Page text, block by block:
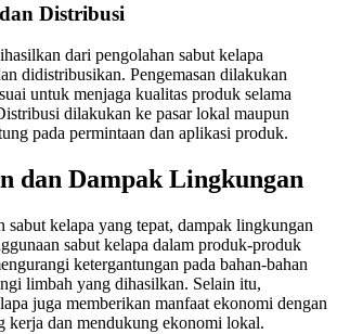
Distribusi
dari pengolahan sabut kelapa
didistribusikan. Pengemasan dilakukan
untuk menjaga kualitas produk selama
dilakukan ke pasar lokal maupun
pada permintaan dan aplikasi produk.
dan Dampak Lingkungan
sabut kelapa yang tepat, dampak lingkungan
sabut kelapa dalam produk-produk
ketergantungan pada bahan-bahan
limbah yang dihasilkan. Selain itu,
juga memberikan manfaat ekonomi dengan
kerja dan mendukung ekonomi lokal.